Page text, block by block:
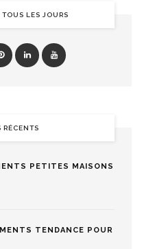
LES JOURS
RÉCENTS
PETITES MAISONS
TENDANCE POUR